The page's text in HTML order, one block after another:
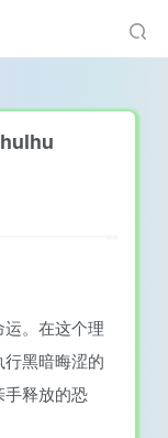
。在这个理
黑暗晦涩的
释放的恐